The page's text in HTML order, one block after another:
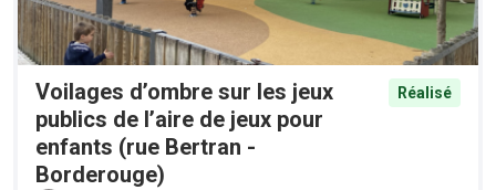
Voilages d’ombre sur les jeux
publics de l’aire de jeux pour
enfants (rue Bertran -
Borderouge)
Réalisé